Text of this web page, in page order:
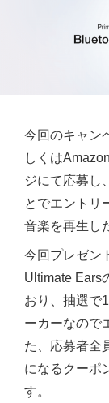
今回のキャン
しくは
ジにて応募し
とでエントリ
音楽を再生し
今回プレゼン
Ultimate Ears
おり、抽選で
ーカーなので
た、応募者全
になるクーポ
す。